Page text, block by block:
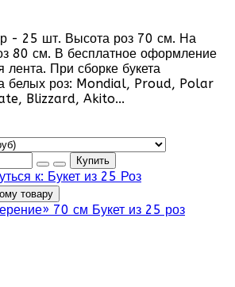
- 25 шт. Высота роз 70 см. На
80 см. В бесплатное оформление
лента. При сборке букета
белых роз: Mondial, Proud, Polar
Blizzard, Akito...
к: Букет из 25 Роз
товару
70 см Букет из 25 роз